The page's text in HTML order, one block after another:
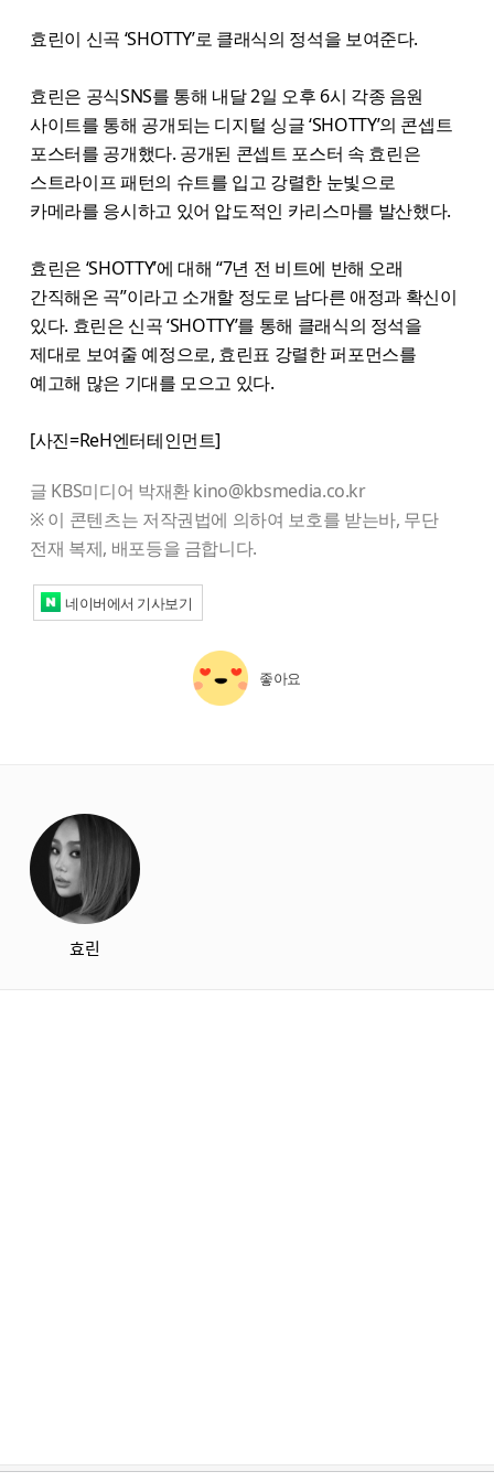
효린이 신곡 ‘SHOTTY’로 클래식의 정석을 보여준다.
효린은 공식SNS를 통해 내달 2일 오후 6시 각종 음원
사이트를 통해 공개되는 디지털 싱글 ‘SHOTTY’의 콘셉트
포스터를 공개했다. 공개된 콘셉트 포스터 속 효린은
스트라이프 패턴의 슈트를 입고 강렬한 눈빛으로
카메라를 응시하고 있어 압도적인 카리스마를 발산했다.
효린은 ‘SHOTTY’에 대해 “7년 전 비트에 반해 오래
간직해온 곡”이라고 소개할 정도로 남다른 애정과 확신이
있다. 효린은 신곡 ‘SHOTTY’를 통해 클래식의 정석을
제대로 보여줄 예정으로, 효린표 강렬한 퍼포먼스를
예고해 많은 기대를 모으고 있다.
[사진=ReH엔터테인먼트]
글 KBS미디어 박재환 kino@kbsmedia.co.kr
※ 이 콘텐츠는 저작권법에 의하여 보호를 받는바, 무단
전재 복제, 배포등을 금합니다.
네이버에서 기사보기
좋아요
효린